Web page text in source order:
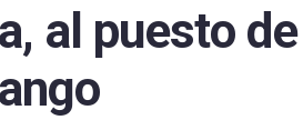
al puesto de